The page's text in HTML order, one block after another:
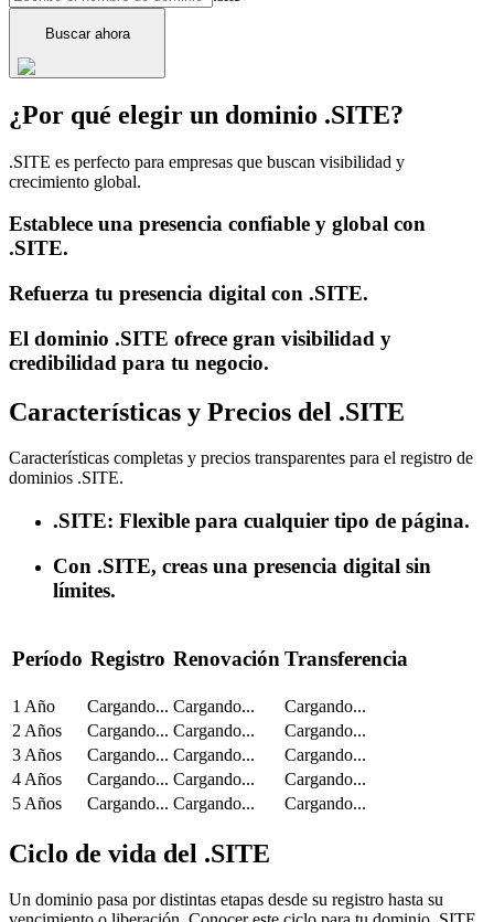
Buscar ahora
¿Por qué elegir un dominio .SITE?
.SITE es perfecto para empresas que buscan visibilidad y
crecimiento global.
Establece una presencia confiable y global con
.SITE.
Refuerza tu presencia digital con .SITE.
El dominio .SITE ofrece gran visibilidad y
credibilidad para tu negocio.
Características y Precios del .SITE
Características completas y precios transparentes para el registro de
dominios .SITE.
.SITE: Flexible para cualquier tipo de página.
Con .SITE, creas una presencia digital sin
límites.
Período Registro RenovaciónTransferencia
1 Año Cargando... Cargando...
Cargando...
2 Años
Cargando... Cargando...
Cargando...
3 Años
Cargando... Cargando...
Cargando...
4 Años
Cargando... Cargando...
Cargando...
5 Años
Cargando... Cargando... Cargando...
Ciclo de vida del .SITE
Un dominio pasa por distintas etapas desde su registro hasta su